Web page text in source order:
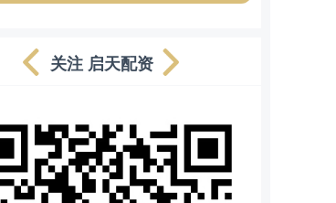
关注 启天配资